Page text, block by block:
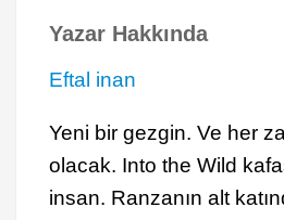
Yazar Hakkında
Eftal inan
Yeni bir gezgin. Ve her
olacak. Into the Wild
insan. Ranzanın alt